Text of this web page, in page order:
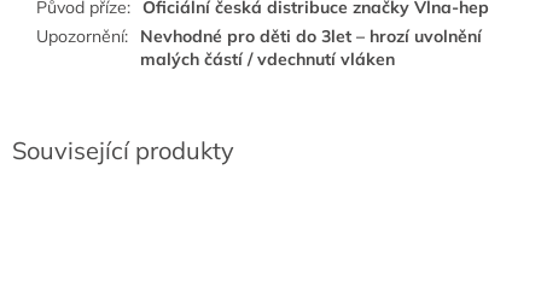
Související produkty
Původ příze: Oficiální česká distribuce značky Vlna-hep
Upozornění:
Nevhodné pro děti do 3let – hrozí uvolnění
malých částí / vdechnutí vláken